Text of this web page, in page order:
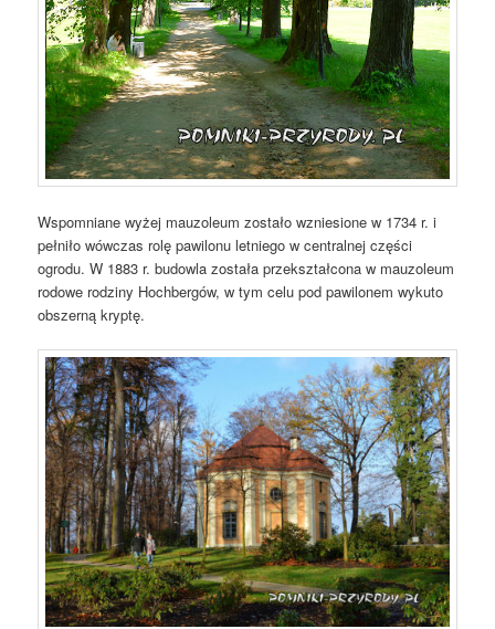
Wspomniane wyżej mauzoleum zostało wzniesione w 1734 r. i
pełniło wówczas rolę pawilonu letniego w centralnej części
ogrodu. W 1883 r. budowla została przekształcona w mauzoleum
rodowe rodziny Hochbergów, w tym celu pod pawilonem wykuto
obszerną kryptę.